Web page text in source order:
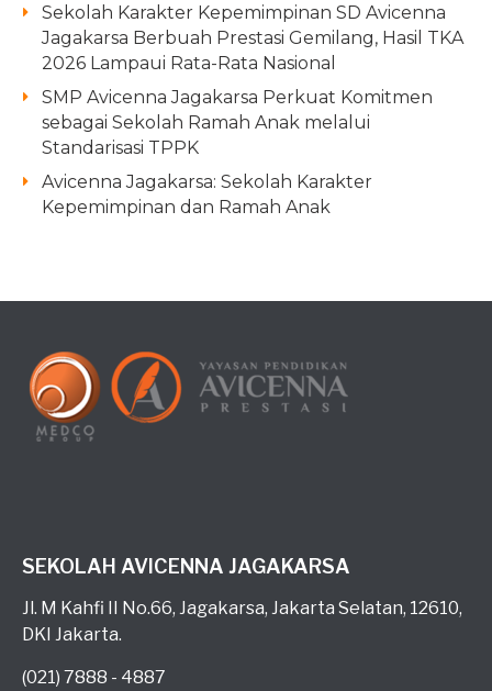
Sekolah Karakter Kepemimpinan SD Avicenna
Jagakarsa Berbuah Prestasi Gemilang, Hasil TKA
2026 Lampaui Rata-Rata Nasional
SMP Avicenna Jagakarsa Perkuat Komitmen
sebagai Sekolah Ramah Anak melalui
Standarisasi TPPK
Avicenna Jagakarsa: Sekolah Karakter
Kepemimpinan dan Ramah Anak
SEKOLAH AVICENNA JAGAKARSA
Jl. M Kahfi II No.66, Jagakarsa, Jakarta Selatan, 12610,
DKI Jakarta.
(021) 7888 - 4887